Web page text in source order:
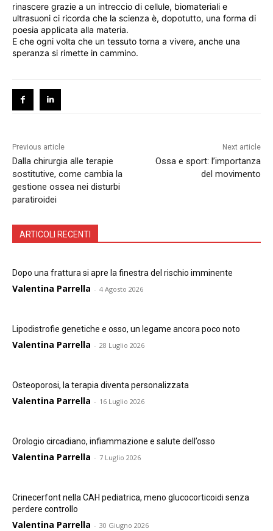
rinascere grazie a un intreccio di cellule, biomateriali e
ultrasuoni ci ricorda che la scienza è, dopotutto, una forma di
poesia applicata alla materia.
E che ogni volta che un tessuto torna a vivere, anche una
speranza si rimette in cammino.
Previous article
Dalla chirurgia alle terapie
sostitutive, come cambia la
gestione ossea nei disturbi
paratiroidei
Next article
Ossa e sport: l’importanza
del movimento
ARTICOLI RECENTI
Dopo una frattura si apre la finestra del rischio imminente
Valentina Parrella - 4 Agosto 2026
Lipodistrofie genetiche e osso, un legame ancora poco noto
Valentina Parrella - 28 Luglio 2026
Osteoporosi, la terapia diventa personalizzata
Valentina Parrella - 16 Luglio 2026
Orologio circadiano, infiammazione e salute dell’osso
Valentina Parrella - 7 Luglio 2026
Crinecerfont nella CAH pediatrica, meno glucocorticoidi senza
perdere controllo
Valentina Parrella - 30 Giugno 2026